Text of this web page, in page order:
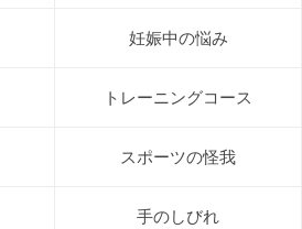
妊娠中の悩み
トレーニングコース
スポーツの怪我
手のしびれ